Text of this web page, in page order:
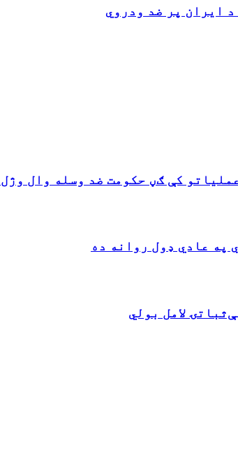
ایران پر ضد ودروي
کې ګڼ حکومت ضد وسله وال
په عادي ډول روانه ده
لامل بولي